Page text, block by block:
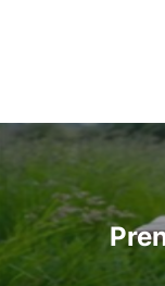
de
l’article